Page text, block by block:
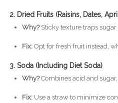
2. Dried Fruits (Raisins, Dates,
Why?Sticky texture traps sugar
Fix:Opt for fresh fruit instead,
3. Soda (Including Diet Soda)
Why?Combines acid and
Fix:Use a straw to minimize